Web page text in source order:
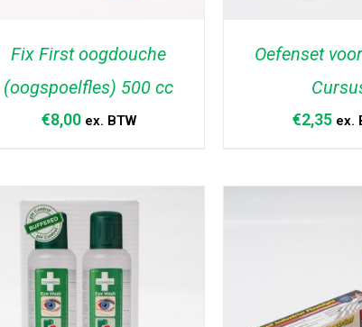
AAN WINKELWAGEN
Fix First oogdouche
(oogspoelfles) 500 cc
€8,00 ex. BTW
TOEVOEGEN AAN
Oefenset
€2,35 ex.